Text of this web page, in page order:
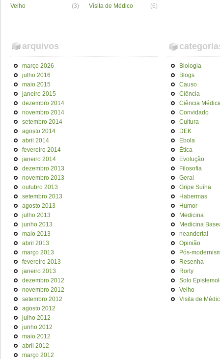
Velho
(3) Visita de Médico (6)
arquivos
março 2026
julho 2016
maio 2015
janeiro 2015
dezembro 2014
novembro 2014
setembro 2014
agosto 2014
abril 2014
fevereiro 2014
janeiro 2014
dezembro 2013
novembro 2013
outubro 2013
setembro 2013
agosto 2013
julho 2013
junho 2013
maio 2013
abril 2013
março 2013
fevereiro 2013
janeiro 2013
dezembro 2012
novembro 2012
setembro 2012
agosto 2012
julho 2012
junho 2012
maio 2012
abril 2012
março 2012
Biologia
Blogs
Causo
Ciência
Ciência
Convidado
Cultura
DEK
Ebola
Ética
Evolução
Filosofia
Geral
Gripe Suína
Habermas
Humor
Medicina
Medicina
neandertal
Opinião
Pós-
Resenha
Rorty
Solo
Velho
Visita de